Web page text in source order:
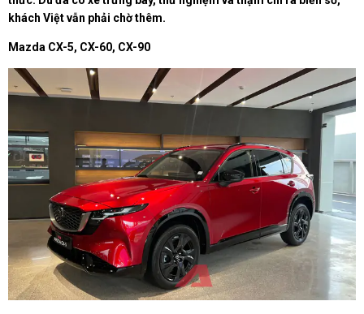
khách Việt vẫn phải chờ thêm.
Mazda CX-5, CX-60, CX-90